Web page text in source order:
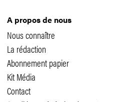
A propos de nous
Nous connaître
La rédaction
Abonnement papier
Kit Média
Contact